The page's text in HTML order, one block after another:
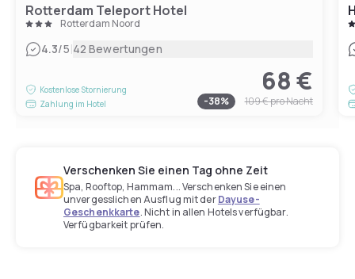
Rotterdam Teleport Hotel
Rotterdam Noord
4.3/5|42 Bewertungen
Kostenlose Stornierung
Zahlung im Hotel
68 €
-38% 109 €pro Nacht
Verschenken Sie einen Tag ohne Zeit
Spa, Rooftop, Hammam... Verschenken Sie einen
unvergesslichen Ausflug mit derDayuse-
Geschenkkarte. Nicht in allen Hotels verfügbar.
Verfügbarkeit prüfen.